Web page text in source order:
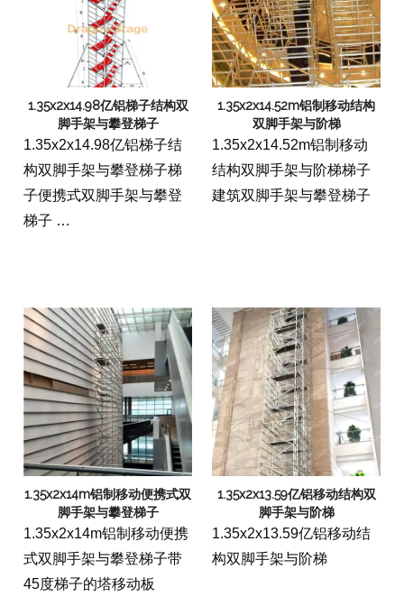
1.35x2x14.98亿铝梯子结构双
脚手架与攀登梯子
1.35x2x14.98亿铝梯子结
构双脚手架与攀登梯子梯
子便携式双脚手架与攀登
梯子
1.35x2x14.52m铝制移动结构
双脚手架与阶梯
1.35x2x14.52m铝制移动
结构双脚手架与阶梯梯子
建筑双脚手架与攀登梯子
1.35x2x14m铝制移动便携式双
脚手架与攀登梯子
1.35x2x14m铝制移动便携
式双脚手架与攀登梯子带
45度梯子的塔移动板
1.35x2x13.59亿铝移动结构双
脚手架与阶梯
1.35x2x13.59亿铝移动结
构双脚手架与阶梯